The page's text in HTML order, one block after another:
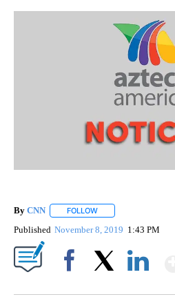
By CNN FOLLOW
Published November 8, 2019 1:43 PM